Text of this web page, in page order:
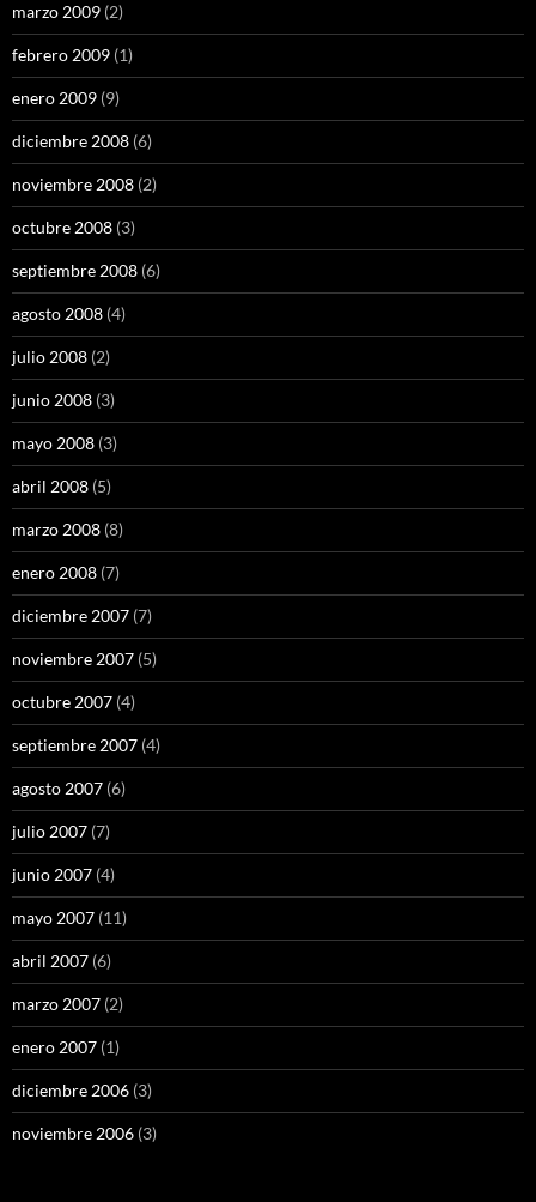
marzo 2009 (2)
febrero 2009 (1)
enero 2009 (9)
diciembre 2008 (6)
noviembre 2008 (2)
octubre 2008 (3)
septiembre 2008 (6)
agosto 2008 (4)
julio 2008 (2)
junio 2008 (3)
mayo 2008 (3)
abril 2008 (5)
marzo 2008 (8)
enero 2008 (7)
diciembre 2007 (7)
noviembre 2007 (5)
octubre 2007 (4)
septiembre 2007 (4)
agosto 2007 (6)
julio 2007 (7)
junio 2007 (4)
mayo 2007 (11)
abril 2007 (6)
marzo 2007 (2)
enero 2007 (1)
diciembre 2006 (3)
noviembre 2006 (3)